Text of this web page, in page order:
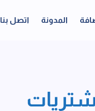
المدونة اتصل بنا